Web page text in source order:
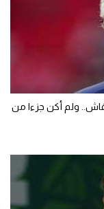
ولم أكن جزءا من